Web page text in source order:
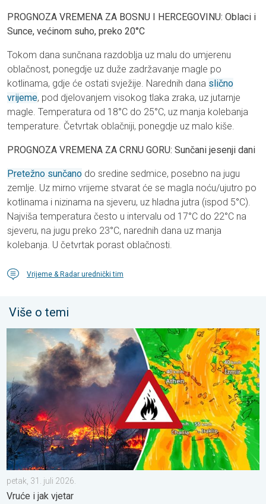
PROGNOZA VREMENA ZA BOSNU I HERCEGOVINU: Oblaci i
Sunce, većinom suho, preko 20°C
Tokom dana sunčnana razdoblja uz malu do umjerenu
oblačnost, ponegdje uz duže zadržavanje magle po
kotlinama, gdje će ostati svježije. Narednih dana slično
vrijeme, pod djelovanjem visokog tlaka zraka, uz jutarnje
magle. Temperatura od 18°C do 25°C, uz manja kolebanja
temperature. Četvrtak oblačniji, ponegdje uz malo kiše.
PROGNOZA VREMENA ZA CRNU GORU: Sunčani jesenji dani
Pretežno sunčano do sredine sedmice, posebno na jugu
zemlje. Uz mirno vrijeme stvarat će se magla noću/ujutro po
kotlinama i nizinama na sjeveru, uz hladna jutra (ispod 5°C).
Najviša temperatura često u intervalu od 17°C do 22°C na
sjeveru, na jugu preko 23°C, narednih dana uz manja
kolebanja. U četvrtak porast oblačnosti.
Vrijeme & Radar urednički tim
Više o temi
Olujni vjetar rasplamsava vatru. Vruće i jak vjetar. . . petak, 31.
petak, 31. juli 2026.
Vruće i jak vjetar